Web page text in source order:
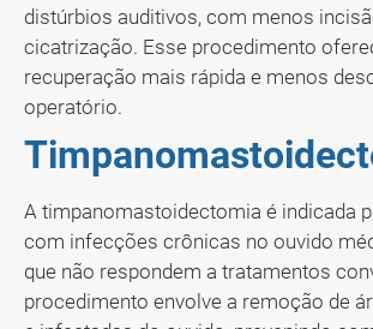
distúrbios auditivos, com menos
cicatrização. Esse procedimento
recuperação mais rápida e menos
operatório.
A timpanomastoidectomia é indicada
com infecções crônicas no ouvido
que não respondem a tratamentos
procedimento envolve a remoção de